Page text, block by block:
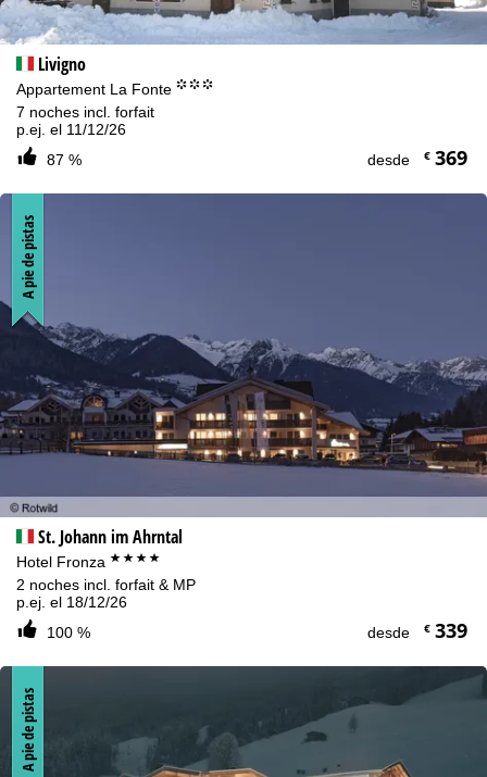
Livigno
Appartement La Fonte °°°
7 noches incl. forfait
p.ej. el 11/12/26
87 %
desde €369
St. Johann im Ahrntal
Hotel Fronza ****
2 noches incl. forfait & MP
p.ej. el 18/12/26
100 %
desde €339
A pie de pistas
A pie de pistas